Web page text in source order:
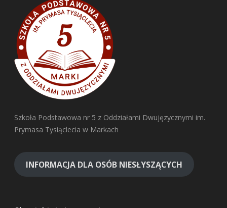
Szkoła Podstawowa nr 5 z Oddziałami Dwujęzycznymi im.
Prymasa Tysiąclecia w Markach
INFORMACJA DLA OSÓB NIESŁYSZĄCYCH